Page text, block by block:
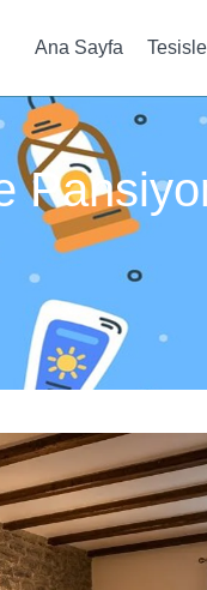
Ana Sayfa